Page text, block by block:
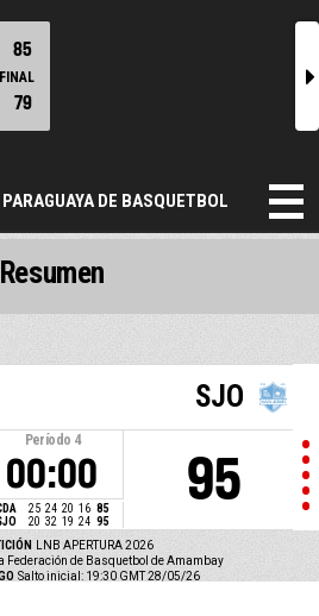
85
FINAL
79
r
DE BASQUETBOL
Período 4
00:00
25 24 20 16 85
20 32 19 24 95
SJO
95
LNB APERTURA 2026
Federación de Basquetbol de Amambay
Salto inicial: 19:30 GMT 28/05/26
Resumen